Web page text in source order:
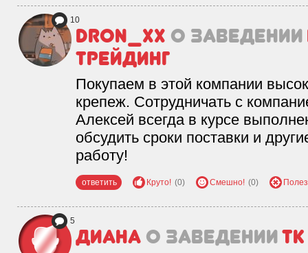
10
dron_xx о заведении
Трейдинг
Покупаем в этой компании
крепеж. Сотрудничать с
Алексей всегда в курсе
обсудить сроки поставки и
работу!
ответить Круто! (0) Смешно! (0)
5
Диана о заведении